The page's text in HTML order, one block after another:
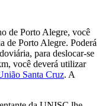
de Porto Alegre, você
de Porto Alegre. Poderá
para deslocar-se
você deverá utilizar
Santa Cruz. A